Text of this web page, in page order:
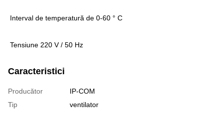
Interval de temperatură de 0-60 ° C
Tensiune 220 V / 50 Hz
Caracteristici
Producător
IP-COM
Tip
ventilator